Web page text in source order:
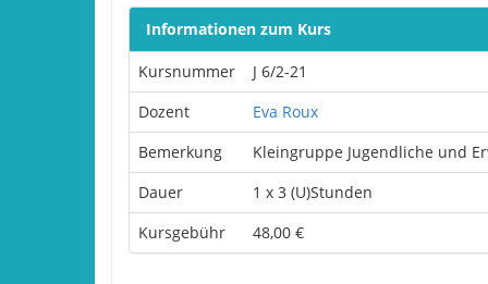
Informationen zum Kurs
Kursnummer
J 6/2-21
Dozent
Eva Roux
Bemerkung
Kleingruppe Jugendliche und
Dauer
1 x 3 (U)Stunden
Kursgebühr
48,00 €